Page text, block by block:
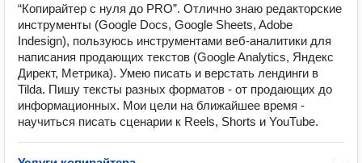
“Копирайтер с нуля до PRO”. Отлично знаю редакторские
инструменты (Google Docs, Google Sheets, Adobe
Indesign), пользуюсь инструментами веб-аналитики для
написания продающих текстов (Google Analytics, Яндекс
Директ, Метрика). Умею писать и верстать лендинги в
Tilda. Пишу тексты разных форматов - от продающих до
информационных. Мои цели на ближайшее время -
научиться писать сценарии к Reels, Shorts и YouTube.